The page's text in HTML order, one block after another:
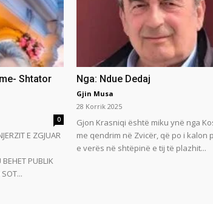
Shtator
0
E ZGJUAR
PUBLIK
Nga: Ndue Dedaj
Gjin Musa
28 Korrik 2025
Gjon Krasniqi është miku ynë nga
me qendrim në Zvicër, që po i kalon
e verës në shtëpinë e tij të plazhit...